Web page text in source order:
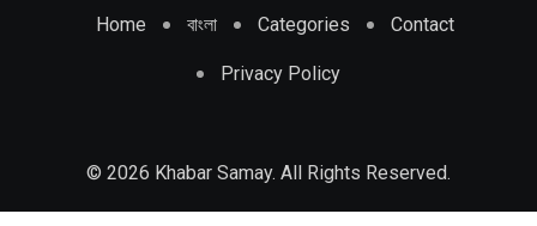
Home বাংলা Categories Contact
Privacy Policy
© 2026 Khabar Samay. All Rights Reserved.